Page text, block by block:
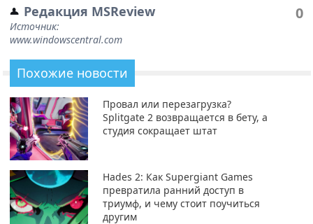
Редакция MSReview
Источник:
www.windowscentral.com
0
Похожие новости
Провал или перезагрузка?
Splitgate 2 возвращается в бету, а
студия сокращает штат
Hades 2: Как Supergiant Games
превратила ранний доступ в
триумф, и чему стоит поучиться
другим